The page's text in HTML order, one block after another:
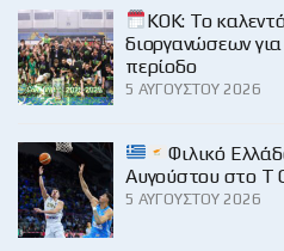
KOK: Το
διοργανώσεων
περίοδο
5 ΑΥΓΟΎΣΤΟΥ 2026
Φιλικό
Αυγούστου στο Τ
5 ΑΥΓΟΎΣΤΟΥ 2026